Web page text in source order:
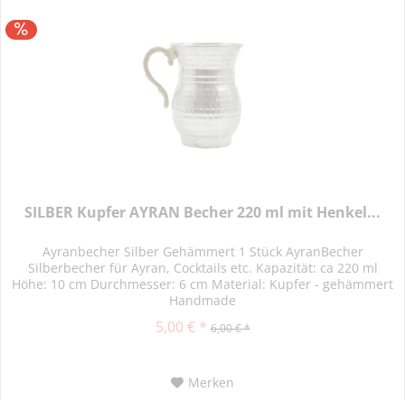
SILBER Kupfer AYRAN Becher 220 ml mit Henkel...
Ayranbecher Silber Gehämmert 1 Stück AyranBecher
Silberbecher für Ayran, Cocktails etc. Kapazität: ca 220 ml
Höhe: 10 cm Durchmesser: 6 cm Material: Kupfer - gehämmert
Handmade
5,00 € * 6,00 € *
Merken